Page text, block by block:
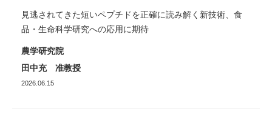
見逃されてきた短いペプチドを正確に読み解く新技術、食
品・生命科学研究への応用に期待
農学研究院
田中充 准教授
2026.06.15